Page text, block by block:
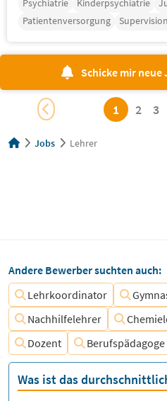
Psychiatrie Kinderpsychiatrie
Patientenversorgung
Supervision
Schicke mir neue
1 2 3
Jobs Lehrer
Andere Bewerber suchten auch:
Lehrkoordinator
Nachhilfelehrer
Dozent
Berufspädagoge
Was ist das